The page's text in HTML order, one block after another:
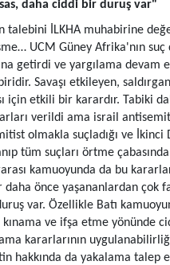
daha ciddi bir duruş var"
talebini İLKHA muhabirine
UCM Güney Afrika'nın suç
getirdi ve yargılama devam
Savaşı etkileyen, saldırgan
için etkili bir karardır. Tabiki
verildi ama israil
olmakla suçladığı ve İkinci
tüm suçları örtme
kamuoyunda da bu
önce yaşananlardan çok
var. Özellikle Batı
kınama ve ifşa etme yönünde
kararlarının
hakkında da yakalama